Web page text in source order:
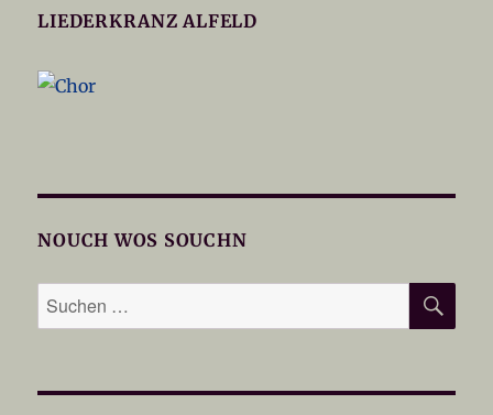
LIEDERKRANZ ALFELD
NOUCH WOS SOUCHN
Suchen
nach: